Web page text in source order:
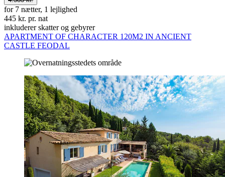
for 7 nætter, 1 lejlighed
445 kr. pr. nat
inkluderer skatter og gebyrer
APARTMENT OF CHARACTER 120M2 IN ANCIENT
CASTLE FEODAL